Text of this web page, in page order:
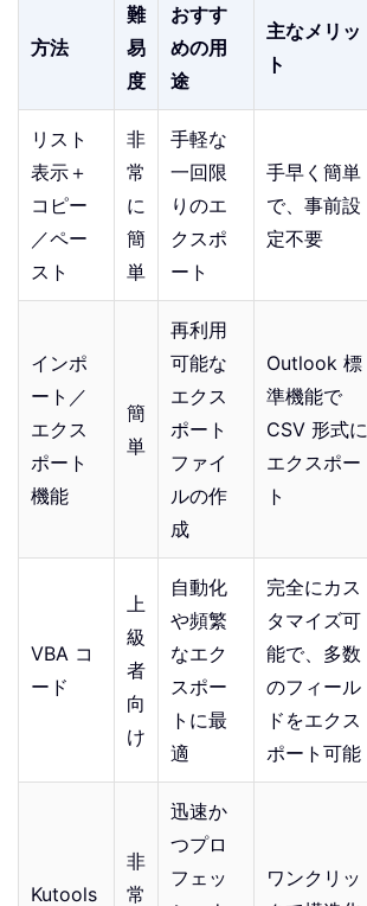
方法
難
易
度
おすす
めの用
途
主なメリッ
ト
リスト
表示＋
コピー
／ペー
スト
非
常
に
簡
単
手軽な
一回限
りのエ
クスポ
ート
手早く簡単
で、事前設
定不要
インポ
ート／
エクス
ポート
機能
簡
単
再利用
可能な
エクス
ポート
ファイ
ルの作
成
Outlook 標
準機能で
CSV 形式に
エクスポー
ト
VBA コ
ード
上
級
者
向
け
自動化
や頻繁
なエク
スポー
トに最
適
完全にカス
タマイズ可
能で、多数
のフィール
ドをエクス
ポート可能
Kutools
非
常
迅速か
つプロ
フェッ
ワンクリッ